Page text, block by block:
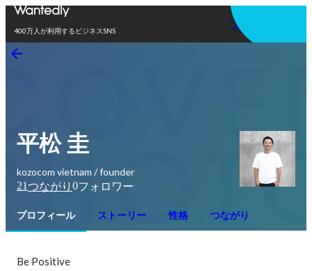
400万人が利用するビジネスSNS
アプリを使う
平松 圭
kozocom vietnam / founder
21つながり 0フォロワー
プロフィール ストーリー 性格 つながり
Be Positive